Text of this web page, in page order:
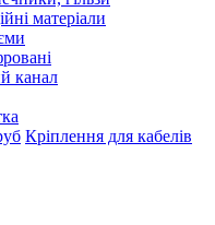
матеріали
канал
Кріплення для кабелів